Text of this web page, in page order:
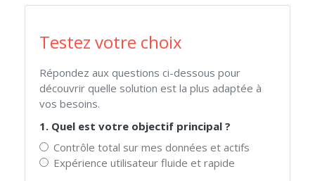
Testez votre choix
Répondez aux questions ci-dessous pour
découvrir quelle solution est la plus adaptée à
vos besoins.
1. Quel est votre objectif principal ?
Contrôle total sur mes données et actifs
Expérience utilisateur fluide et rapide